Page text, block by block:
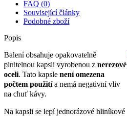
FAQ (0)
Související články
Podobné zboží
Popis
Balení obsahuje opakovatelně
plnitelnou kapsli vyrobenou z nerezové
oceli. Tato kapsle není omezena
počtem použitía nemá negativní vliv
na chuť kávy.
Na kapsli se lepí jednorázové hliníkové